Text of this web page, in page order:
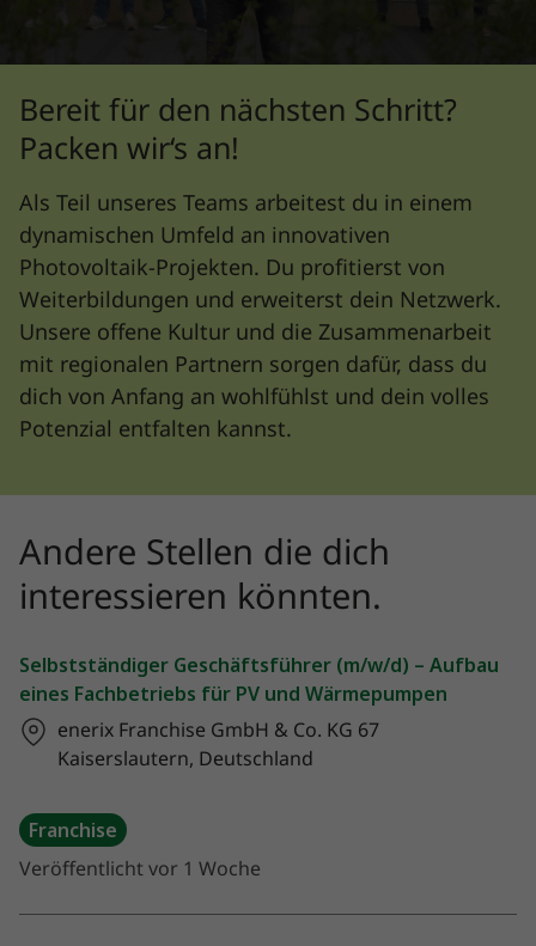
Bereit für den nächsten Schritt?
Packen wir‘s an!
Als Teil unseres Teams arbeitest du in einem
dynamischen Umfeld an innovativen
Photovoltaik-Projekten. Du profitierst von
Weiterbildungen und erweiterst dein Netzwerk.
Unsere offene Kultur und die Zusammenarbeit
mit regionalen Partnern sorgen dafür, dass du
dich von Anfang an wohlfühlst und dein volles
Potenzial entfalten kannst.
Andere Stellen die dich
interessieren könnten.
Selbstständiger Geschäftsführer (m/w/d) – Aufbau
eines Fachbetriebs für PV und Wärmepumpen
enerix Franchise GmbH & Co. KG 67
Kaiserslautern, Deutschland
Franchise
Veröffentlicht vor 1 Woche